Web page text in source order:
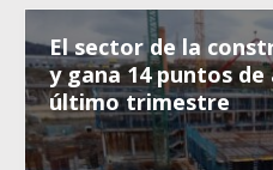
El sector de la
y gana 14 puntos
último trimestre